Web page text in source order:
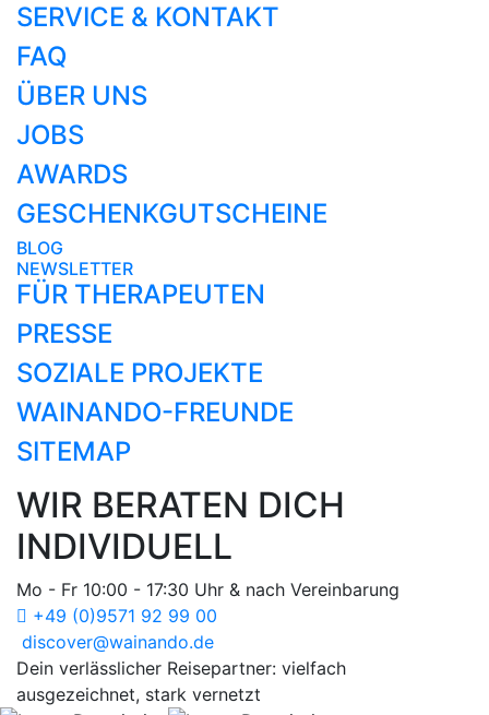
SERVICE & KONTAKT
FAQ
ÜBER UNS
JOBS
AWARDS
GESCHENKGUTSCHEINE
BLOG
NEWSLETTER
FÜR THERAPEUTEN
PRESSE
SOZIALE PROJEKTE
WAINANDO-FREUNDE
SITEMAP
WIR BERATEN DICH
INDIVIDUELL
Mo - Fr 10:00 - 17:30 Uhr & nach Vereinbarung
+49 (0)9571 92 99 00
discover@wainando.de
Dein verlässlicher Reisepartner: vielfach
ausgezeichnet, stark vernetzt